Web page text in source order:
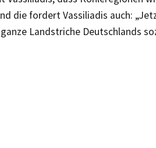
die fordert Vassiliadis auch:
Landstriche Deutschlands